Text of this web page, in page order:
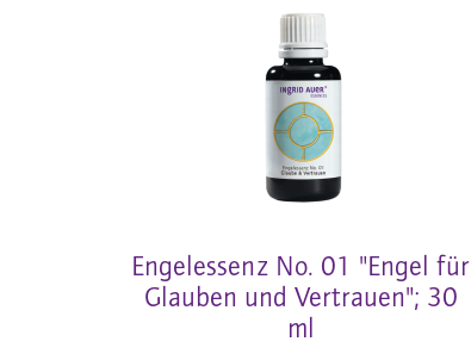
Engelessenz No. 01 "Engel für
Glauben und Vertrauen"; 30
ml